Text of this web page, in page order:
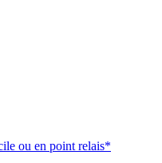
ou en point relais*